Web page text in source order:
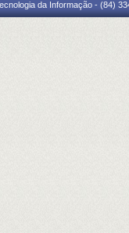
da Informação - (84)